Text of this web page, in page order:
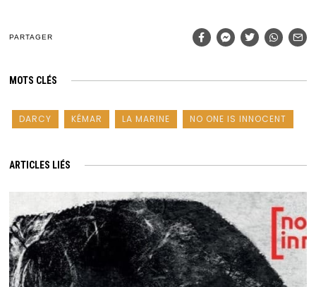
PARTAGER
MOTS CLÉS
DARCY KÉMAR LA MARINE NO ONE IS INNOCENT
ARTICLES LIÉS